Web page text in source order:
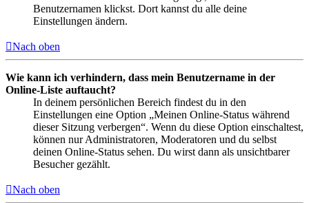
Benutzernamen klickst. Dort kannst du alle deine
Einstellungen ändern.
Nach oben
Wie kann ich verhindern, dass mein Benutzername in der
Online-Liste auftaucht?
In deinem persönlichen Bereich findest du in den
Einstellungen eine Option „Meinen Online-Status während
dieser Sitzung verbergen“. Wenn du diese Option einschaltest,
können nur Administratoren, Moderatoren und du selbst
deinen Online-Status sehen. Du wirst dann als unsichtbarer
Besucher gezählt.
Nach oben